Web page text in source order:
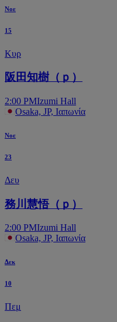
Νοε
15
Κυρ
阪田知樹（ｐ）
2:00 PMIzumi Hall
Osaka, JP, Ιαπωνία
Νοε
23
Δευ
務川慧悟（ｐ）
2:00 PMIzumi Hall
Osaka, JP, Ιαπωνία
Δεκ
10
Πεμ